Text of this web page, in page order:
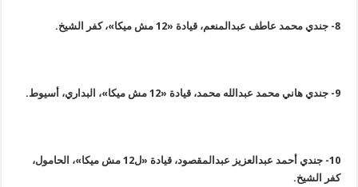
8- جندي محمد عاطف عبدالمنعم، قيادة «12 مش ميكا»، كفر الشيخ .
9- جندي هاني محمد عبدالله محمد، قيادة «12 مش ميكا»، البداري، أسيوط .
10-
جندي أحمد عبدالعزيز عبدالمقصود، قيادة «ل12 مش ميكا»، الحامول،
كفر الشيخ.